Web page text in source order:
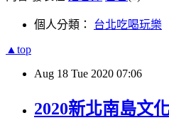
個人分類： 台北吃喝玩樂
▲top
Aug 18 Tue 2020 07:06
2020新北南島文